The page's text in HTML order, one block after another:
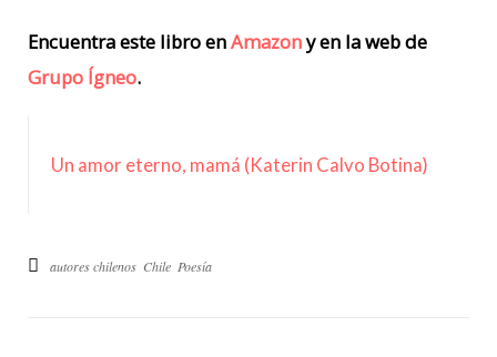
Encuentra este libro enAmazony en la web de
Grupo Ígneo.
Un amor eterno, mamá (Katerin Calvo Botina)
autores chilenos Chile Poesía